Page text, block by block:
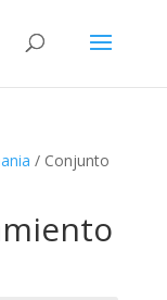
/ Conjunto